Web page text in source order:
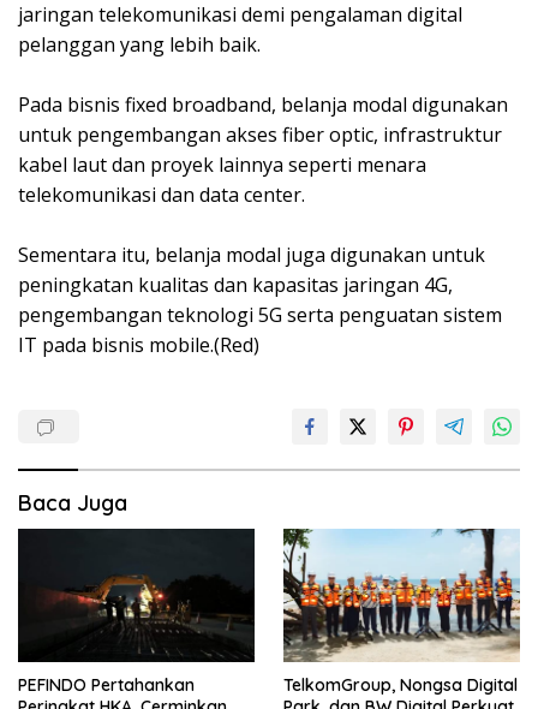
jaringan telekomunikasi demi pengalaman digital
pelanggan yang lebih baik.
Pada bisnis fixed broadband, belanja modal digunakan
untuk pengembangan akses fiber optic, infrastruktur
kabel laut dan proyek lainnya seperti menara
telekomunikasi dan data center.
Sementara itu, belanja modal juga digunakan untuk
peningkatan kualitas dan kapasitas jaringan 4G,
pengembangan teknologi 5G serta penguatan sistem
IT pada bisnis mobile.(Red)
Baca Juga
PEFINDO Pertahankan
TelkomGroup, Nongsa Digital